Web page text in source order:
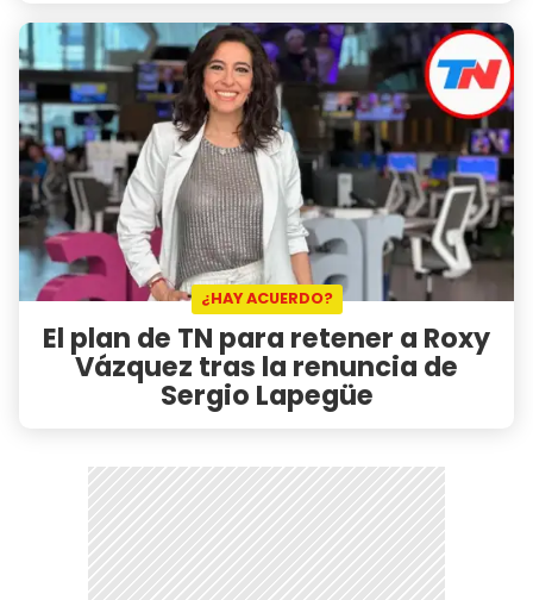
¿HAY ACUERDO?
El plan de TN para retener a Roxy
Vázquez tras la renuncia de
Sergio Lapegüe